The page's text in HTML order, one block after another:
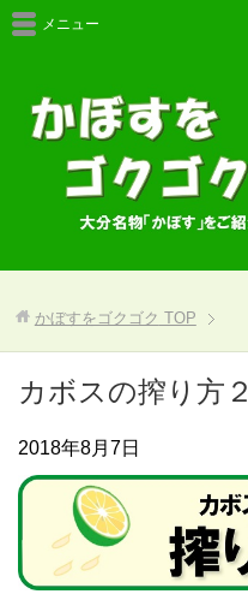
メニュー
かぼすをゴクゴク TOP
カボスの搾り方２
2018年8月7日